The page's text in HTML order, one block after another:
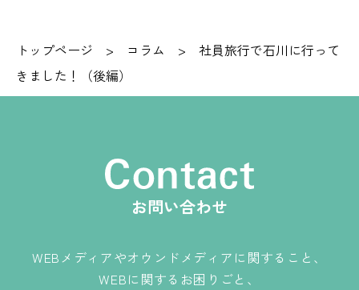
トップページ > コラム > 社員旅行で石川に行って
きました！（後編）
お問い合わせ
WEBメディアやオウンドメディアに関すること、
WEBに関するお困りごと、